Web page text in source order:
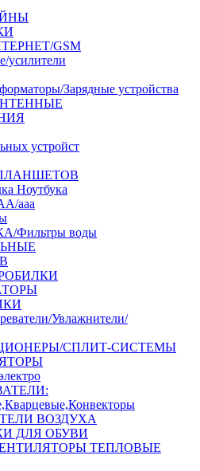
GSM
усилители
Зарядные устройства
устройст
ПЛАНШЕТОВ
Ноутбука
ааа
Фильтры воды
Увлажнители/
СПЛИТ-СИСТЕМЫ
ВОЗДУХА
ДЛЯ ОБУВИ
ТЕПЛОВЫЕ